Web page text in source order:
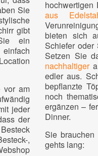
Sie
gibt
ein
vor am
jeder
der
,
hochwertigen
aus
bieten sich
Schiefer
Setzen Sie
nachhaltiger
edler aus.
bepflanzte
noch
ergänzen –
Dinner.
Sie brauchen
gehts lang: